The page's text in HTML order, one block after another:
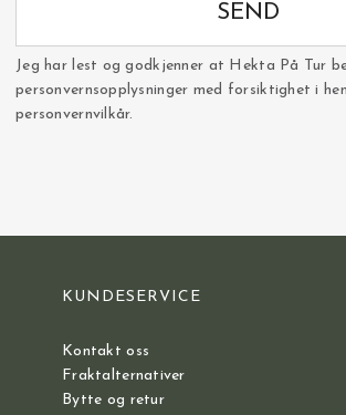
SEND
Jeg har lest og godkjenner at Hekta På Tur
personvernsopplysninger med forsiktighet i
personvernvilkår.
KUNDESERVICE
Kontakt oss
Fraktalternativer
Bytte og retur